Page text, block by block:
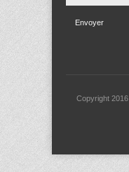
Envoyer
Copyright 2016